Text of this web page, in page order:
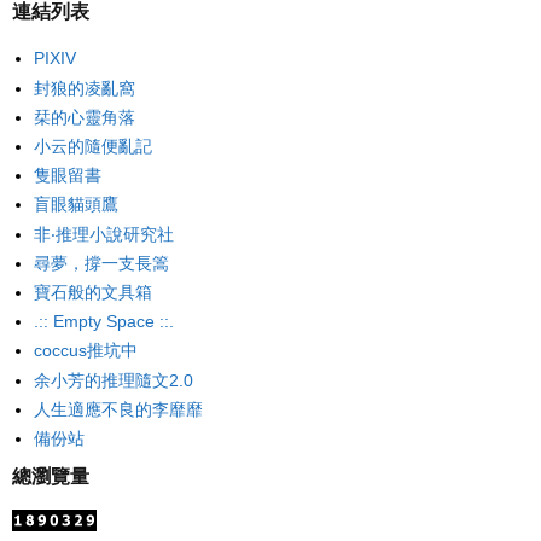
連結列表
PIXIV
封狼的凌亂窩
栞的心靈角落
小云的隨便亂記
隻眼留書
盲眼貓頭鷹
非‧推理小說研究社
尋夢，撐一支長篙
寶石般的文具箱
.:: Empty Space ::.
coccus推坑中
余小芳的推理隨文2.0
人生適應不良的李靡靡
備份站
總瀏覽量